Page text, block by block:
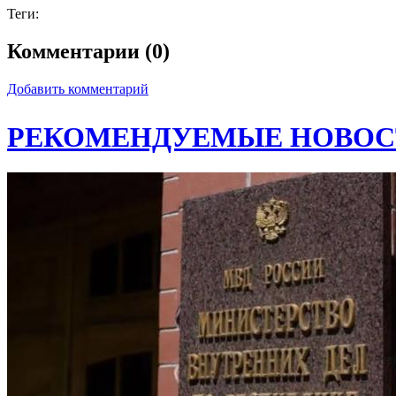
Теги:
Комментарии (0)
Добавить комментарий
РЕКОМЕНДУЕМЫЕ